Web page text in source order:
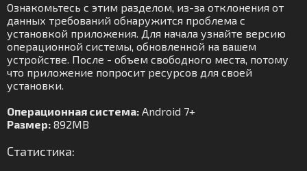
Ознакомьтесь с этим разделом, из-за отклонения от
данных требований обнаружится проблема с
установкой приложения. Для начала узнайте версию
операционной системы, обновленной на вашем
устройстве. После - объем свободного места, потому
что приложение попросит ресурсов для своей
установки.
Операционная система: Android 7+
Размер: 892MB
Статистика: